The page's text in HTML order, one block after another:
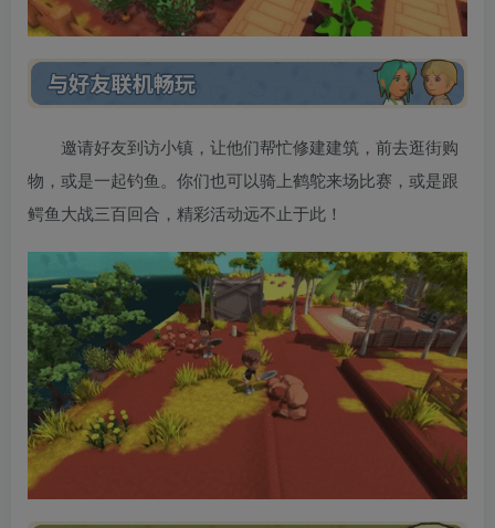
邀请好友到访小镇，让他们帮忙修建建筑，前去逛街购
物，或是一起钓鱼。你们也可以骑上鹤鸵来场比赛，或是跟
鳄鱼大战三百回合，精彩活动远不止于此！